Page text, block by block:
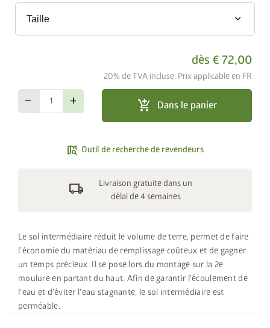
Taille keyboard_arrow_down
dès € 72,00
20% de TVA incluse. Prix applicable en FR
remove add add_shopping_cart Dans le panier
map_search Outil de recherche de revendeurs
local_shipping
Livraison gratuite dans un
délai de 4 semaines
Le sol intermédiaire réduit le volume de terre, permet de faire
l’économie du matériau de remplissage coûteux et de gagner
un temps précieux. Il se pose lors du montage sur la 2e
moulure en partant du haut. Afin de garantir l'écoulement de
l'eau et d'éviter l'eau stagnante, le sol intermédiaire est
perméable.